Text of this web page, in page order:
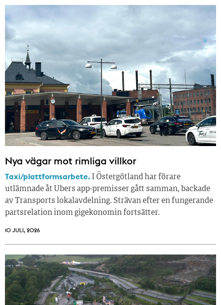
Nya vägar mot rimliga villkor
Taxi/plattformsarbete. I Östergötland har förare
utlämnade åt Ubers app-premisser gått samman, backade
av Transports lokalavdelning. Strävan efter en fungerande
partsrelation inom gigekonomin fortsätter.
10 JULI, 2026